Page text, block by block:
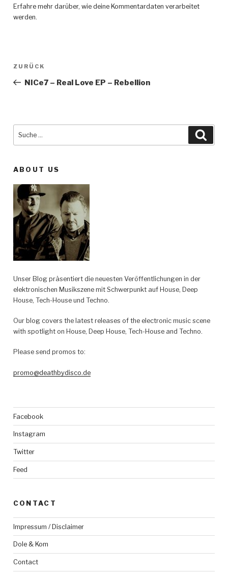
Erfahre mehr darüber, wie deine Kommentardaten verarbeitet
werden.
Beitragsnavigation
Vorheriger
ZURÜCK
NICe7 – Real Love EP – Rebellion
ABOUT US
Unser Blog präsentiert die neuesten Veröffentlichungen in der
elektronischen Musikszene mit Schwerpunkt auf House, Deep
House, Tech-House und Techno.
Our blog covers the latest releases of the electronic music scene
with spotlight on House, Deep House, Tech-House and Techno.
Please send promos to:
promo@deathbydisco.de
Facebook
Instagram
Twitter
Feed
CONTACT
Impressum / Disclaimer
Dole & Kom
Contact